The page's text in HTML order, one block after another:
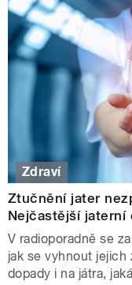
Zdraví
Ztučnění jater
Nejčastější jaterní
V radioporadně se
jak se vyhnout
dopady i na játra,